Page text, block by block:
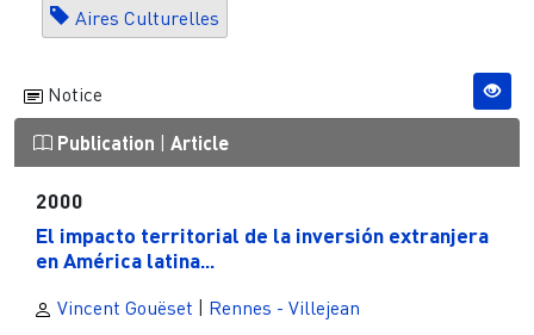
Aires Culturelles
Notice
Publication | Article
2000
El impacto territorial de la inversión extranjera
en América latina...
Vincent Gouëset Rennes - Villejean